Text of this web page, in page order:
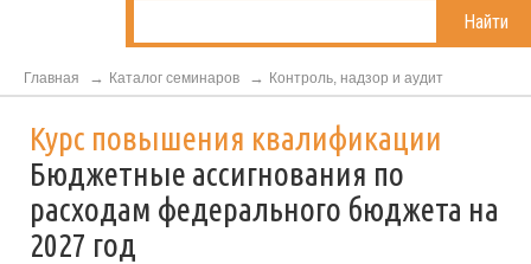
Найти
Главная Каталог семинаров Контроль, надзор и аудит
Курс повышения квалификации
Бюджетные ассигнования по
расходам федерального бюджета на
2027 год